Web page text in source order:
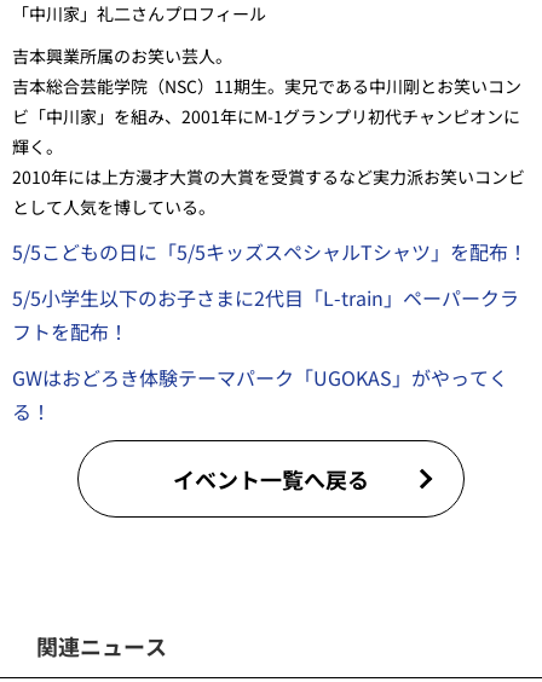
「中川家」礼二さんプロフィール
吉本興業所属のお笑い芸人。
吉本総合芸能学院（NSC）11期生。実兄である中川剛とお笑いコン
ビ「中川家」を組み、2001年にM-1グランプリ初代チャンピオンに
輝く。
2010年には上方漫才大賞の大賞を受賞するなど実力派お笑いコンビ
として人気を博している。
5/5こどもの日に「5/5キッズスペシャルTシャツ」を配布！
5/5小学生以下のお子さまに2代目「L-train」ペーパークラ
フトを配布！
GWはおどろき体験テーマパーク「UGOKAS」がやってく
る！
イベント一覧へ戻る
関連ニュース